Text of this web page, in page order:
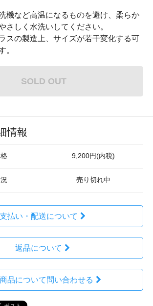
機など高温になるものを避け、柔らか
さしく水洗いしてください。
スの製造上、サイズが若干変化する可
。
SOLD OUT
情報
9,200円(内税)
売り切れ中
支払い・配送について
返品について
品について問い合わせる